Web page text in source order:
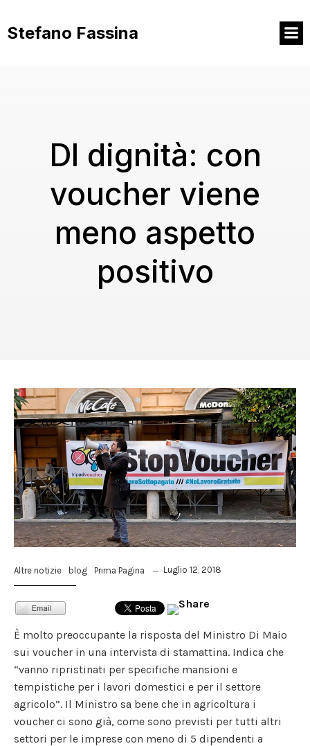
contenuto
Stefano Fassina
Dl dignità: con
voucher viene
meno aspetto
positivo
Altre notizie blog Prima Pagina Luglio 12, 2018
È molto preoccupante la risposta del Ministro Di Maio
sui voucher in una intervista di stamattina. Indica che
“vanno ripristinati per specifiche mansioni e
tempistiche per i lavori domestici e per il settore
agricolo”. Il Ministro sa bene che in agricoltura i
voucher ci sono già, come sono previsti per tutti altri
settori per le imprese con meno di 5 dipendenti a